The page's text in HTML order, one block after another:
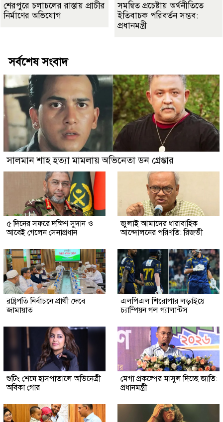
শেরপুরে চলাচলের রাস্তায় প্রাচীর
নির্মাণের অভিযোগ
সমন্বিত প্রচেষ্টায় অর্থনীতিতে
ইতিবাচক পরিবর্তন সম্ভব:
প্রধানমন্ত্রী
সর্বশেষ সংবাদ
সালমান শাহ হত্যা মামলায় অভিনেতা ডন গ্রেপ্তার
৫ দিনের সফরে দক্ষিণ সুদান ও
আবেই গেলেন সেনাপ্রধান
জুলাই আমাদের ধারাবাহিক
আন্দোলনের পরিণতি: রিজভী
রাষ্ট্রপতি নির্বাচনে প্রার্থী দেবে
জামায়াত
এলপিএল শিরোপার লড়াইয়ে
চ্যাম্পিয়ন গল গ্যালান্টস
শুটিং শেষে হাসপাতালে অভিনেত্রী
অবিকা গোর
মেগা প্রকল্পের মাসুল দিচ্ছে জাতি:
প্রধানমন্ত্রী